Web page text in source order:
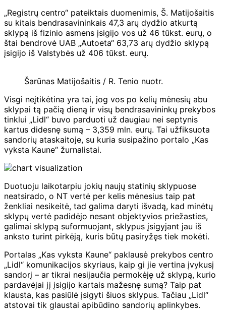
„Registrų centro“ pateiktais duomenimis, Š. Matijošaitis
su kitais bendrasavininkais 47,3 arų dydžio atkurtą
sklypą iš fizinio asmens įsigijo vos už 46 tūkst. eurų, o
štai bendrovė UAB „Autoeta“ 63,73 arų dydžio sklypą
įsigijo iš Valstybės už 406 tūkst. eurų.
Šarūnas Matijošaitis / R. Tenio nuotr.
Visgi neįtikėtina yra tai, jog vos po kelių mėnesių abu
sklypai tą pačią dieną ir visų bendrasavininkų prekybos
tinklui „Lidl“ buvo parduoti už daugiau nei septynis
kartus didesnę sumą – 3,359 mln. eurų. Tai užfiksuota
sandorių ataskaitoje, su kuria susipažino portalo „Kas
vyksta Kaune“ žurnalistai.
Duotuoju laikotarpiu jokių naujų statinių sklypuose
neatsirado, o NT vertė per kelis mėnesius taip pat
ženkliai nesikeitė, tad galima daryti išvadą, kad minėtų
sklypų vertė padidėjo nesant objektyvios priežasties,
galimai sklypą suformuojant, sklypus įsigyjant jau iš
anksto turint pirkėją, kuris būtų pasiryžęs tiek mokėti.
Portalas „Kas vyksta Kaune“ paklausė prekybos centro
„Lidl“ komunikacijos skyriaus, kaip gi jie vertina įvykusį
sandorį – ar tikrai nesijaučia permokėję už sklypą, kurio
pardavėjai jį įsigijo kartais mažesnę sumą? Taip pat
klausta, kas pasiūlė įsigyti šiuos sklypus. Tačiau „Lidl“
atstovai tik glaustai apibūdino sandorių aplinkybes.